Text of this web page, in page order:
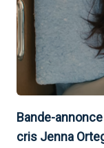
Bande-
cris Jenna